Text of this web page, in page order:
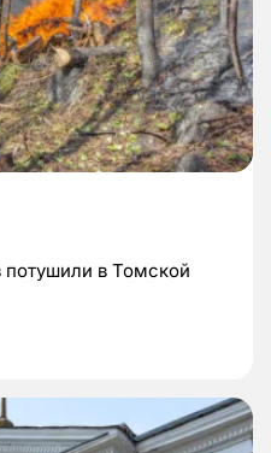
в Томской